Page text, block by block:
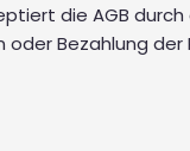
die AGB
Bezahlung der